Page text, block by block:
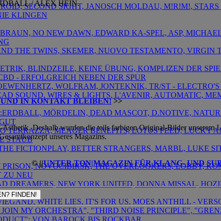
SECOND SIGHT, JANOSCH MOLDAU, M!R!M!, STARS
KLINGEN
NO NEW DAWN, EDWARD KA-SPEL, ASP,
THE TWINS, SKEMER, NUOVO TESTAMENTO, VIRGIN
BLINDZEILE, KEINE ÜBUNG, KOMPLIZEN DER
- ERFOLGREICH NEBEN DER SPUR
WOLFRAM, JONTEKNIK, TR/ST -
SOUND, WIRES & LIGHTS, L'AVENIR, AUTOMATIC,
MÖRDELIN, DEAD MASCOT, D.NOTIVE,
TERRAZZA, MEAGER BENEFITS, LOTUS FEED, LUCKY
STAUB
FICTIONPLAY, BETTER STRANGERS, MARBL, LUKE
PRISON, NOVOCIBIRSK, THE OVERLOOKERS, LOBBY,
ZU NEU
DREAMERS, NEW YORK UNITED, DONNA MISSAL,
WHITE LIES, IT'S FOR US, MOES ANTHILL -
JOIN MY ORCHESTRA", "THIRD NOISE PRINCIPLE",
VON BAROCK BIS ROCKBAR
/ ALEX HEIN.
IN KONTAKT BLEIBEN!>>
Deshalb wurden die teils farbigen Original-Bilder unserem
unseres Magazins.
© ||UNTER.TON|MAGAZIN FÜR KLANG- UND
FINDEN!